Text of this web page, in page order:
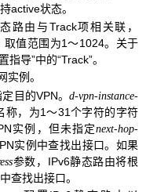
active状态。
路由与Track项相关联，
取值范围为1～1024。关于
导”中的“Track”。
实例。
定目的VPN。d-vpn-instance-
称，为1～31个字符的字符
实例，但未指定next-hop-
实例中查找出接口。如果
参数，IPv6静态路由将根
查找出接口。